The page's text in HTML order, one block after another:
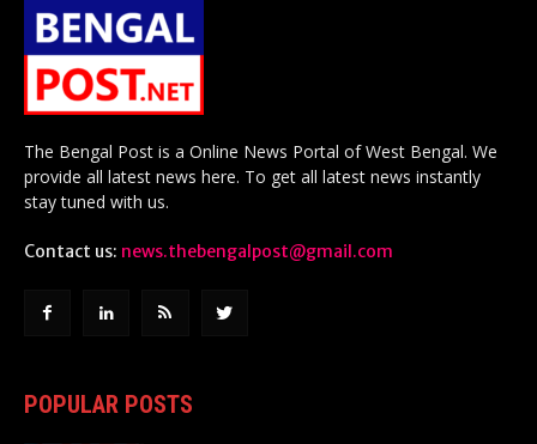
The Bengal Post is a Online News Portal of West Bengal. We
provide all latest news here. To get all latest news instantly
stay tuned with us.
Contact us: news.thebengalpost@gmail.com
POPULAR POSTS